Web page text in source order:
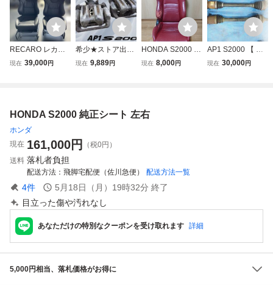
RECARO レカ
ロ KBA90513 S
現在 39,000円
希少★ストア出品
★ HONDA ホンダ
棚12C
現在 9,889円
HONDA S2000 純
正 オプション レ
現在 8,000円
AP1 S2000 【 ド
ライブシャフト ド
現在 30,000円
HONDA S2000 純正シート 左右
ホンダ
現在 161,000円
（税0円）
送料 落札者負担
配送方法 飛脚宅配便（佐川急便） 配送方法一覧
4件 5月18日（月）19時32分 終了
目立った傷や汚れなし
あなただけの特別なクーポンを受け取れます 詳細
5,000円相当、落札価格がお得に